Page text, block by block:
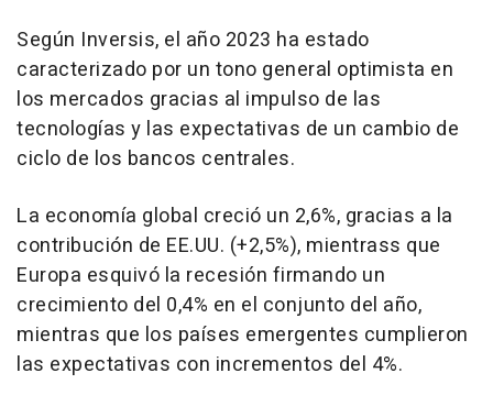
Según Inversis, el año 2023 ha estado
caracterizado por un tono general optimista en
los mercados gracias al impulso de las
tecnologías y las expectativas de un cambio de
ciclo de los bancos centrales.
La economía global creció un 2,6%, gracias a la
contribución de EE.UU. (+2,5%), mientrass que
Europa esquivó la recesión firmando un
crecimiento del 0,4% en el conjunto del año,
mientras que los países emergentes cumplieron
las expectativas con incrementos del 4%.